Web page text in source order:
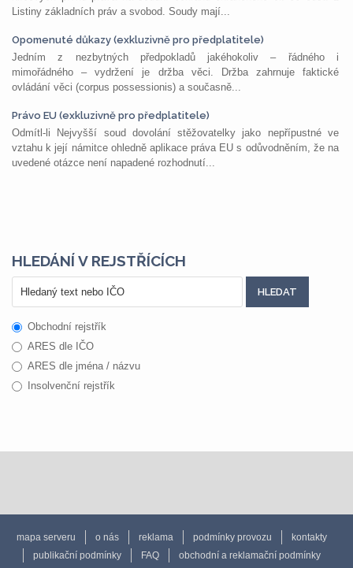
Listiny základních práv a svobod. Soudy mají...
Opomenuté důkazy (exkluzivně pro předplatitele)
Jedním z nezbytných předpokladů jakéhokoliv – řádného i
mimořádného – vydržení je držba věci. Držba zahrnuje faktické
ovládání věci (corpus possessionis) a současně...
Právo EU (exkluzivně pro předplatitele)
Odmítl-li Nejvyšší soud dovolání stěžovatelky jako nepřípustné ve
vztahu k její námitce ohledně aplikace práva EU s odůvodněním, že na
uvedené otázce není napadené rozhodnutí...
HLEDÁNÍ V REJSTŘÍCÍCH
Obchodní rejstřík
ARES dle IČO
ARES dle jména / názvu
Insolvenční rejstřík
mapa serveru o nás reklama podmínky provozu
kontakty
publikační podmínky
FAQ obchodní a reklamační podmínky